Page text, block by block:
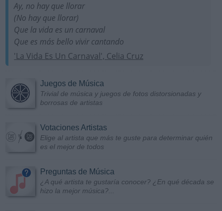
Ay, no hay que llorar
(No hay que llorar)
Que la vida es un carnaval
Que es más bello vivir cantando
'La Vida Es Un Carnaval', Celia Cruz
Juegos de Música
Trivial de música y juegos de fotos distorsionadas y
borrosas de artistas
Votaciones Artistas
Elige al artista que más te guste para determinar quién
es el mejor de todos
Preguntas de Música
¿A qué artista te gustaría conocer? ¿En qué década se
hizo la mejor música?...